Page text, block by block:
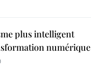
plus intelligent
numérique